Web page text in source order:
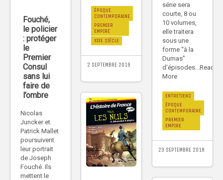
ÉPOQUE
CONTEMPORAINE
PREMIER
EMPIRE
XIXE SIÈCLE
2 SEPTEMBRE 2019
série sera
courte, 8 ou
10 volumes,
elle traitera
sous une
forme “à la
Dumas”
d’épisodes...Read
More
ENTRETIENS
ÉPOQUE
CONTEMPORAINE
PREMIER
EMPIRE
23 SEPTEMBRE 2018
Fouché,
le policier
: protéger
le
Premier
Consul
sans lui
faire de
l’ombre
Nicolas
Juncker et
Patrick Mallet
poursuivent
leur portrait
de Joseph
Fouché. Ils
mettent le